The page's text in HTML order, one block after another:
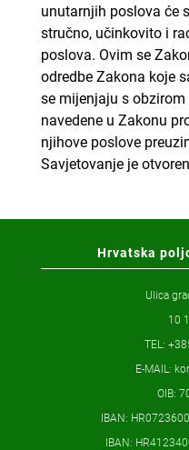
unutarnjih poslova će
stručno, učinkovito i
poslova. Ovim se
odredbe Zakona koje
se mijenjaju s
navedene u Zakonu
njihove poslove
Savjetovanje je
Hrvatska
Ulica
10
TEL:
E-MAIL:
OIB:
IBAN:
IBAN: